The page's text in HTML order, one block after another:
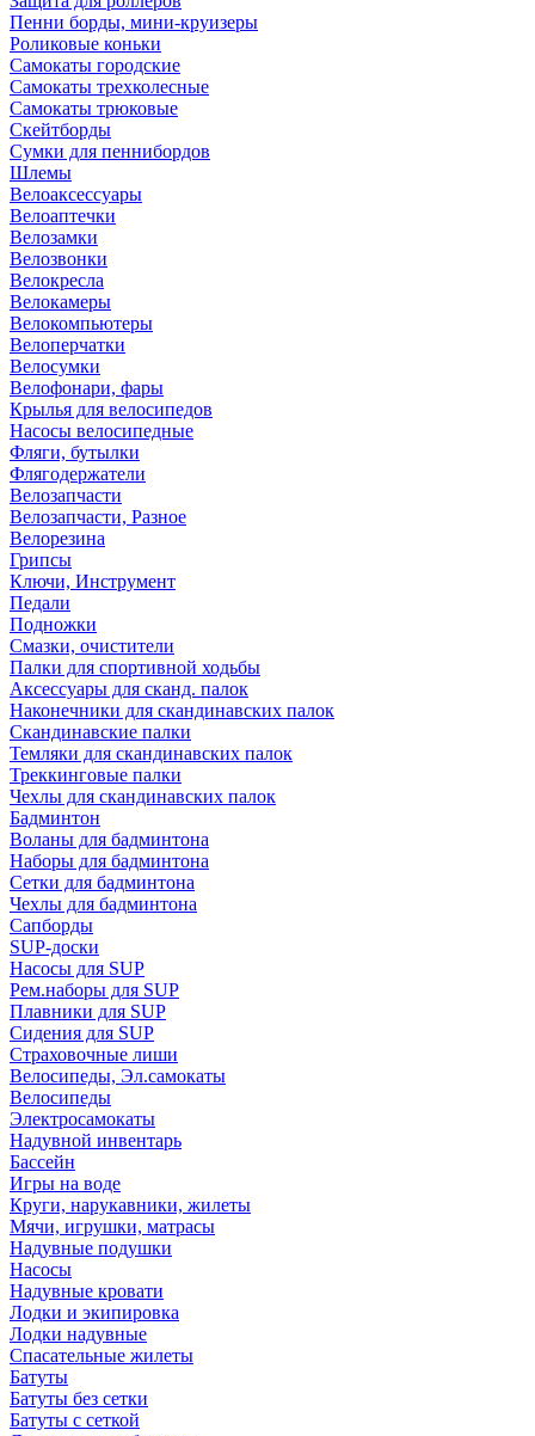
Пенни борды, мини-круизеры
Роликовые коньки
Самокаты городские
Самокаты трехколесные
Самокаты трюковые
Скейтборды
Сумки для пеннибордов
Шлемы
Велоаксессуары
Велоаптечки
Велозамки
Велозвонки
Велокресла
Велокамеры
Велокомпьютеры
Велоперчатки
Велосумки
Велофонари, фары
Крылья для велосипедов
Насосы велосипедные
Фляги, бутылки
Флягодержатели
Велозапчасти
Велозапчасти, Разное
Велорезина
Грипсы
Ключи, Инструмент
Педали
Подножки
Смазки, очистители
Палки для спортивной ходьбы
Аксессуары для сканд. палок
Наконечники для скандинавских палок
Скандинавские палки
Темляки для скандинавских палок
Треккинговые палки
Чехлы для скандинавских палок
Бадминтон
Воланы для бадминтона
Наборы для бадминтона
Сетки для бадминтона
Чехлы для бадминтона
Сапборды
SUP-доски
Насосы для SUP
Рем.наборы для SUP
Плавники для SUP
Сидения для SUP
Страховочные лиши
Велосипеды, Эл.самокаты
Велосипеды
Электросамокаты
Надувной инвентарь
Бассейн
Игры на воде
Круги, нарукавники, жилеты
Мячи, игрушки, матрасы
Надувные подушки
Насосы
Надувные кровати
Лодки и экипировка
Лодки надувные
Спасательные жилеты
Батуты
Батуты без сетки
Батуты с сеткой